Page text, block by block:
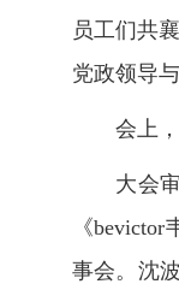
员工们共
党政领导
会上
大会
《
事会。沈